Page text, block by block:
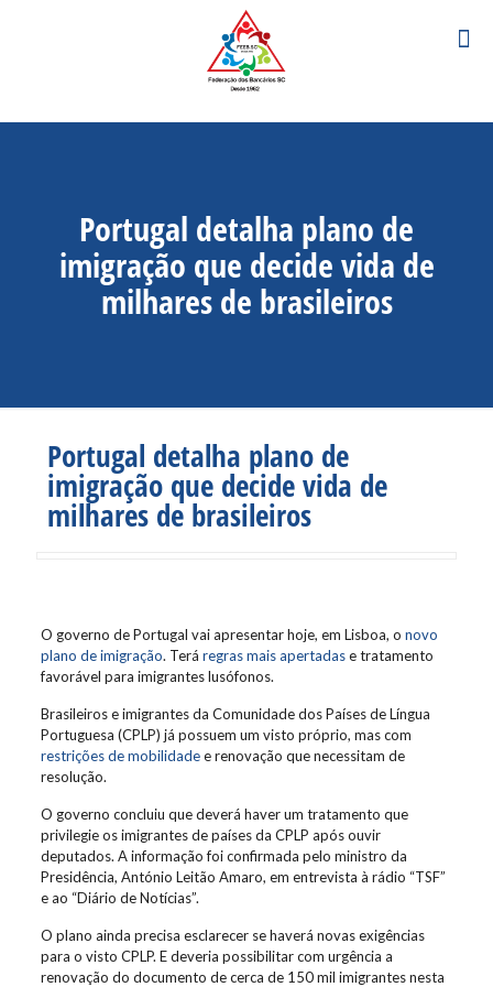
Portugal detalha plano de
imigração que decide vida de
milhares de brasileiros
Portugal detalha plano de
imigração que decide vida de
milhares de brasileiros
O governo de Portugal vai apresentar hoje, em Lisboa, o novo
plano de imigração. Terá regras mais apertadase tratamento
favorável para imigrantes lusófonos.
Brasileiros e imigrantes da Comunidade dos Países de Língua
Portuguesa (CPLP) já possuem um visto próprio, mas com
restrições de mobilidadee renovação que necessitam de
resolução.
O governo concluiu que deverá haver um tratamento que
privilegie os imigrantes de países da CPLP após ouvir
deputados. A informação foi confirmada pelo ministro da
Presidência, António Leitão Amaro, em entrevista à rádio “TSF”
e ao “Diário de Notícias”.
O plano ainda precisa esclarecer se haverá novas exigências
para o visto CPLP. E deveria possibilitar com urgência a
renovação do documento de cerca de 150 mil imigrantes nesta